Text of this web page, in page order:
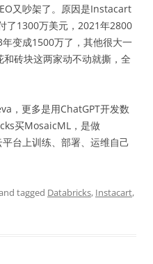
又吵架了。原因是Instacart
了1300万美元，2021年2800
变成1500万了，其他很大一
砖块这两家动不动就撕，全
更多是用ChatGPT开发数
买MosaicML，是做
台上训练、部署、运维自己
tagged Databricks, Instacart,